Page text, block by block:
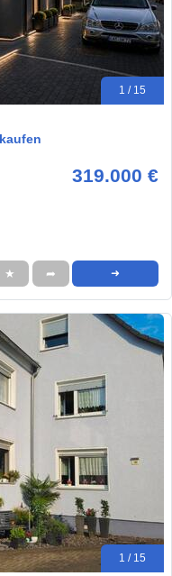
1 / 15
319.000 €
★ ➦ ➜
1 / 15